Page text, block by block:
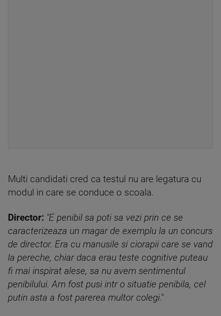
Multi candidati cred ca testul nu are legatura cu
modul in care se conduce o scoala.
Director: "E penibil sa poti sa vezi prin ce se
caracterizeaza un magar de exemplu la un concurs
de director. Era cu manusile si ciorapii care se vand
la pereche, chiar daca erau teste cognitive puteau
fi mai inspirat alese, sa nu avem sentimentul
penibilului. Am fost pusi intr o situatie penibila, cel
putin asta a fost parerea multor colegi."